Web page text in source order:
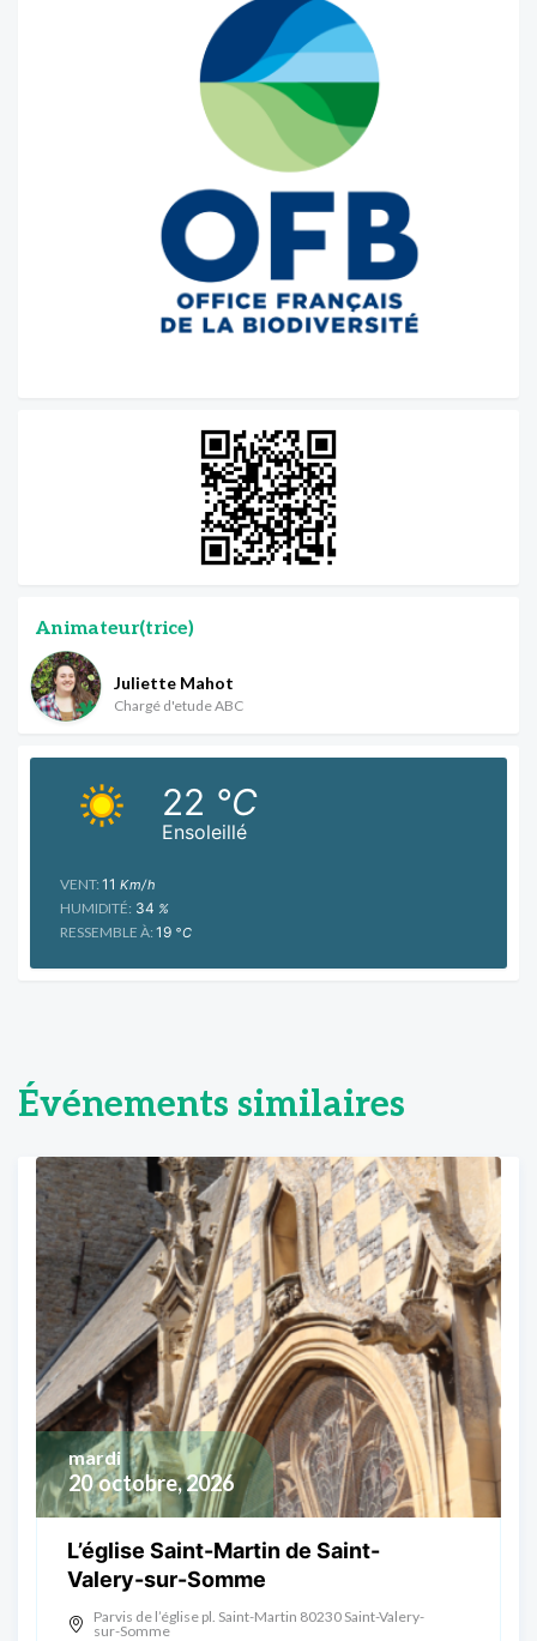
Animateur(trice)
Juliette Mahot
Chargé d'etude ABC
Ensoleillé
22 °C
VENT: 11 Km/h
HUMIDITÉ: 34 %
RESSEMBLE À: 19 °C
Événements similaires
20 octobre, 2026
mardi
L’église Saint-Martin de Saint-
Valery-sur-Somme
Parvis de l’église pl. Saint-Martin 80230 Saint-Valery-
sur-Somme